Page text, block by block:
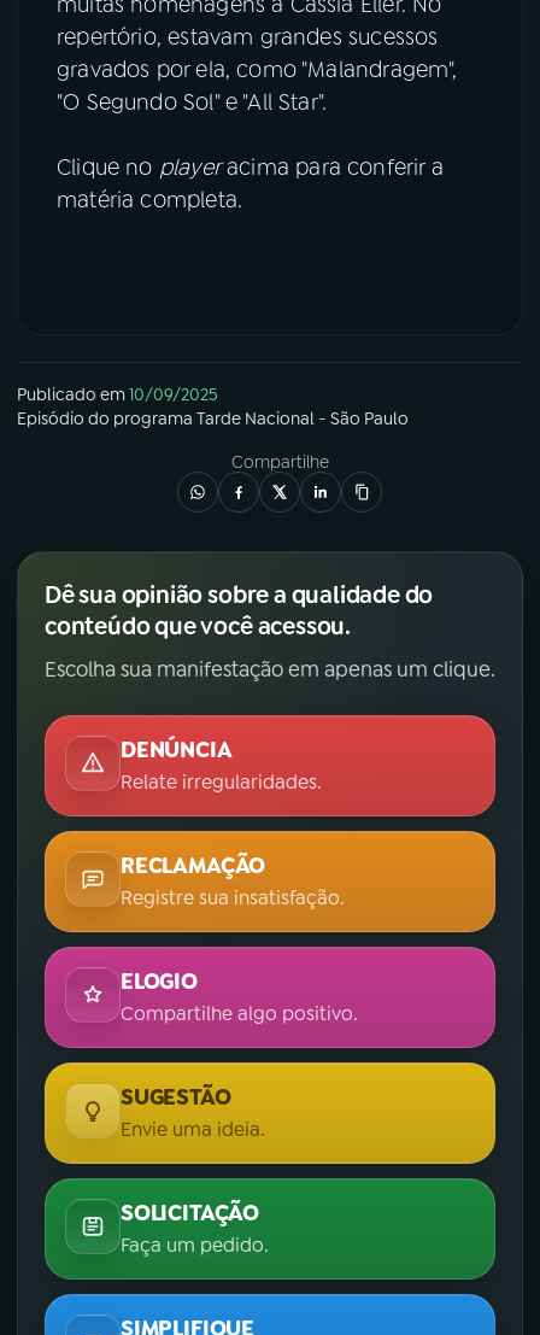
repertório, estavam grandes sucessos
gravados por ela, como "Malandragem",
"O Segundo Sol" e "All Star".
Clique no playeracima para conferir a
matéria completa.
Publicado em10/09/2025
Episódio do programa Tarde Nacional - São Paulo
Compartilhe
Dê sua opinião sobre a qualidade do
conteúdo que você acessou.
Escolha sua manifestação em apenas um clique.
DENÚNCIA
Relate irregularidades.
RECLAMAÇÃO
Registre sua insatisfação.
ELOGIO
Compartilhe algo positivo.
SUGESTÃO
Envie uma ideia.
SOLICITAÇÃO
Faça um pedido.